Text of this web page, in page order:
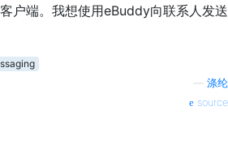
户端。我想使用eBuddy向联系人发送
涤纶
source